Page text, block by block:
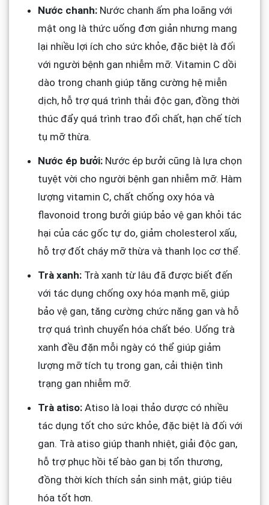
Nước chanh:Nước chanh ấm pha loãng với
mật ong là thức uống đơn giản nhưng mang
lại nhiều lợi ích cho sức khỏe, đặc biệt là đối
với người bệnh gan nhiễm mỡ. Vitamin C dồi
dào trong chanh giúp tăng cường hệ miễn
dịch, hỗ trợ quá trình thải độc gan, đồng thời
thúc đẩy quá trình trao đổi chất, hạn chế tích
tụ mỡ thừa.
Nước ép bưởi:Nước ép bưởi cũng là lựa chọn
tuyệt vời cho người bệnh gan nhiễm mỡ. Hàm
lượng vitamin C, chất chống oxy hóa và
flavonoid trong bưởi giúp bảo vệ gan khỏi tác
hại của các gốc tự do, giảm cholesterol xấu,
hỗ trợ đốt cháy mỡ thừa và thanh lọc cơ thể.
Trà xanh:Trà xanh từ lâu đã được biết đến
với tác dụng chống oxy hóa mạnh mẽ, giúp
bảo vệ gan, tăng cường chức năng gan và hỗ
trợ quá trình chuyển hóa chất béo. Uống trà
xanh đều đặn mỗi ngày có thể giúp giảm
lượng mỡ tích tụ trong gan, cải thiện tình
trạng gan nhiễm mỡ.
Trà atiso:Atiso là loại thảo dược có nhiều
tác dụng tốt cho sức khỏe, đặc biệt là đối với
gan. Trà atiso giúp thanh nhiệt, giải độc gan,
hỗ trợ phục hồi tế bào gan bị tổn thương,
đồng thời kích thích sản sinh mật, giúp tiêu
hóa tốt hơn.